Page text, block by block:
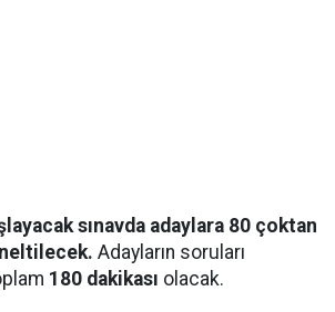
sınavda adaylara 80 çoktan
Adayların soruları
180 dakikası olacak.